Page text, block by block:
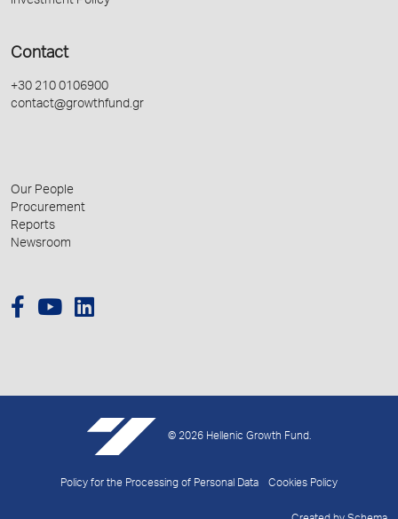
Contact
+30 210 0106900
contact@growthfund.gr
Our People
Procurement
Reports
Newsroom
© 2026 Hellenic Growth Fund.
Policy for the Processing of Personal Data Cookies Policy